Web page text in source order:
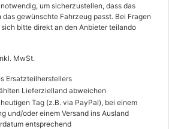
136
- heute
(W177)
(177.087)
um sicherzustellen, dass das
gewünschte Fahrzeug passt. Bei Fragen
bitte direkt an den Anbieter teilando
MwSt.
Ersatzteilherstellers
Lieferzielland abweichen
Tag (z.B. via PayPal), bei einem
und/oder einem Versand ins Ausland
entsprechend